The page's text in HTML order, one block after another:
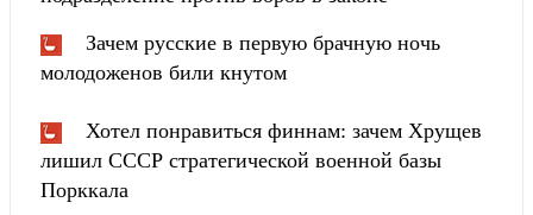
Зачем русские в первую брачную ночь
молодоженов били кнутом
Хотел понравиться финнам: зачем Хрущев
лишил СССР стратегической военной базы
Порккала